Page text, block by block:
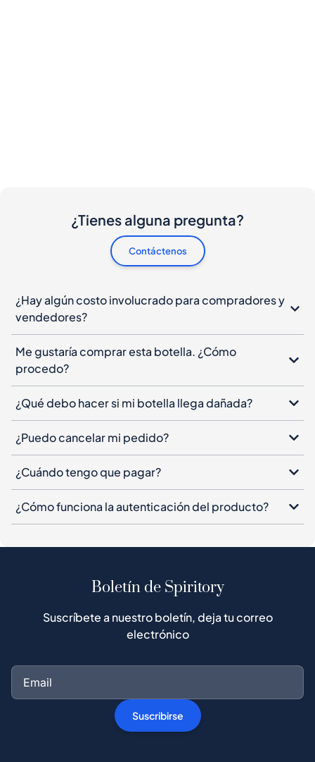
¿Tienes alguna pregunta?
Contáctenos
¿Hay algún costo involucrado para compradores y
vendedores?
Me gustaría comprar esta botella. ¿Cómo
procedo?
¿Qué debo hacer si mi botella llega dañada?
¿Puedo cancelar mi pedido?
¿Cuándo tengo que pagar?
¿Cómo funciona la autenticación del producto?
Boletín de Spiritory
Suscríbete a nuestro boletín, deja tu correo
electrónico
Suscribirse